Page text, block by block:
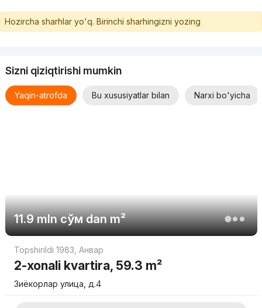
Eng yaqin metro bekati Turkiston 5.4 km uzoqlikda joylashgan.
Transportda borish uchun 22 daqiqa vaqt ketadi.
Hozircha sharhlar yo'q. Birinchi sharhingizni yozing
Sizni qiziqtirishi mumkin
Yaqin-atrofda Bu xususiyatlar bilan Narxi bo'yicha
11.9 mln сўмdan m²
Topshirildi 1983 Анвар
2-xonali kvartira, 59.3 m²
Зиёкорлар улица, д.4